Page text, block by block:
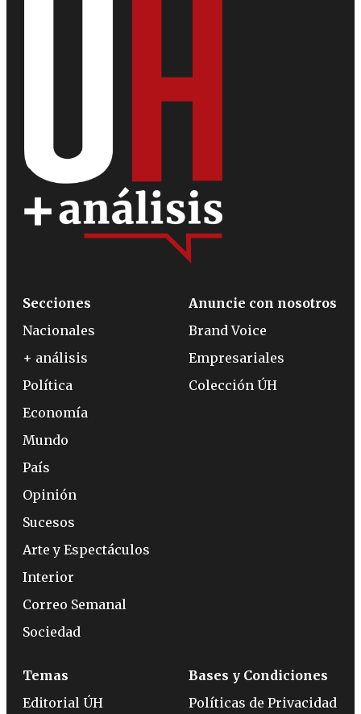
Secciones
Nacionales
+ análisis
Política
Economía
Mundo
País
Opinión
Sucesos
Arte y Espectáculos
Interior
Correo Semanal
Sociedad
Anuncie con nosotros
Brand Voice
Empresariales
Colección ÚH
Temas
Editorial ÚH
Bases y Condiciones
Políticas de Privacidad